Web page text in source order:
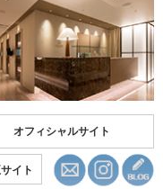
オフィシャルサイト
イト